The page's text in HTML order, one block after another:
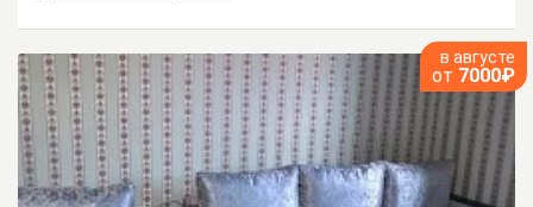
в августе
от 7000₽